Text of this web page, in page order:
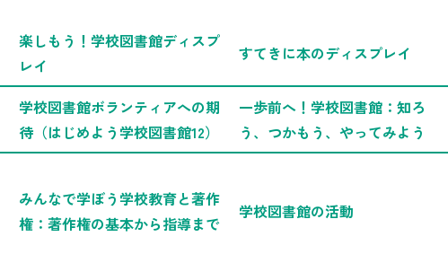
楽しもう！学校図書館ディスプ
レイ
すてきに本のディスプレイ
学校図書館ボランティアへの期
待（はじめよう学校図書館12）
一歩前へ！学校図書館：知ろ
う、つかもう、やってみよう
みんなで学ぼう学校教育と著作
権：著作権の基本から指導まで
学校図書館の活動